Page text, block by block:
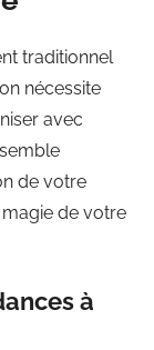
traditionnel
nécessite
avec
de votre
de votre
à